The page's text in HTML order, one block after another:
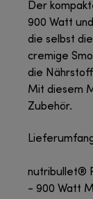
Der
900 Watt
die selbst
cremige
die
Mit diesem
Zubehör.
nutribullet®
- 900 Watt